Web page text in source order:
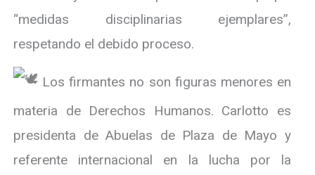
“medidas disciplinarias ejemplares”,
respetando el debido proceso.
Los firmantes no son figuras menores en
materia de Derechos Humanos. Carlotto es
presidenta de Abuelas de Plaza de Mayo y
referente internacional en la lucha por la